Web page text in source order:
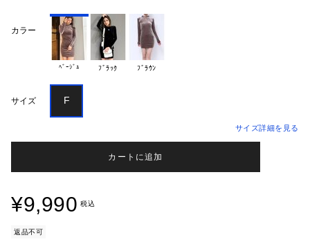
カラー
ﾍﾞｰｼﾞｭ ﾌﾞﾗｯｸ ﾌﾞﾗｳﾝ
サイズ F
サイズ詳細を見る
カートに追加
¥9,990 税込
返品不可